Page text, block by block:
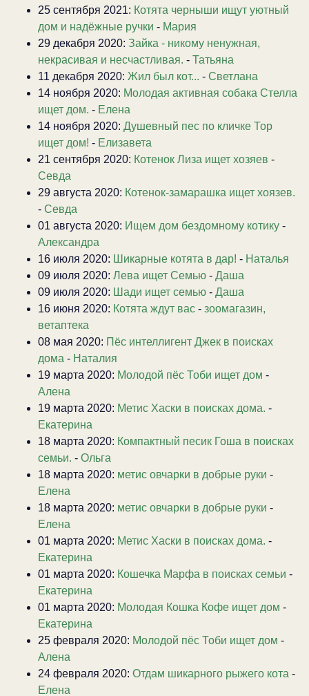
25 сентября 2021: Котята черныши ищут уютный
дом и надёжные ручки - Мария
29 декабря 2020: Зайка - никому ненужная,
некрасивая и несчастливая. - Татьяна
11 декабря 2020: Жил был кот... - Светлана
14 ноября 2020: Молодая активная собака Стелла
ищет дом. - Елена
14 ноября 2020: Душевный пес по кличке Тор
ищет дом! - Елизавета
21 сентября 2020: Котенок Лиза ищет хозяев -
Севда
29 августа 2020: Котенок-замарашка ищет хоязев.
- Севда
01 августа 2020: Ищем дом бездомному котику -
Александра
16 июля 2020: Шикарные котята в дар! - Наталья
09 июля 2020: Лева ищет Семью - Даша
09 июля 2020: Шади ищет семью - Даша
16 июня 2020: Котята ждут вас - зоомагазин,
ветаптека
08 мая 2020: Пёс интеллигент Джек в поисках
дома - Наталия
19 марта 2020: Молодой пёс Тоби ищет дом -
Алена
19 марта 2020: Метис Хаски в поисках дома. -
Екатерина
18 марта 2020: Компактный песик Гоша в поисках
семьи. - Ольга
18 марта 2020: метис овчарки в добрые руки -
Елена
18 марта 2020: метис овчарки в добрые руки -
Елена
01 марта 2020: Метис Хаски в поисках дома. -
Екатерина
01 марта 2020: Кошечка Марфа в поисках семьи -
Екатерина
01 марта 2020: Молодая Кошка Кофе ищет дом -
Екатерина
25 февраля 2020: Молодой пёс Тоби ищет дом -
Алена
24 февраля 2020: Отдам шикарного рыжего кота -
Елена